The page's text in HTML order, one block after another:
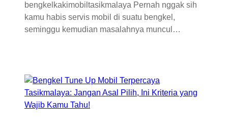
bengkelkakimobiltasikmalaya Pernah nggak sih
kamu habis servis mobil di suatu bengkel,
seminggu kemudian masalahnya muncul…